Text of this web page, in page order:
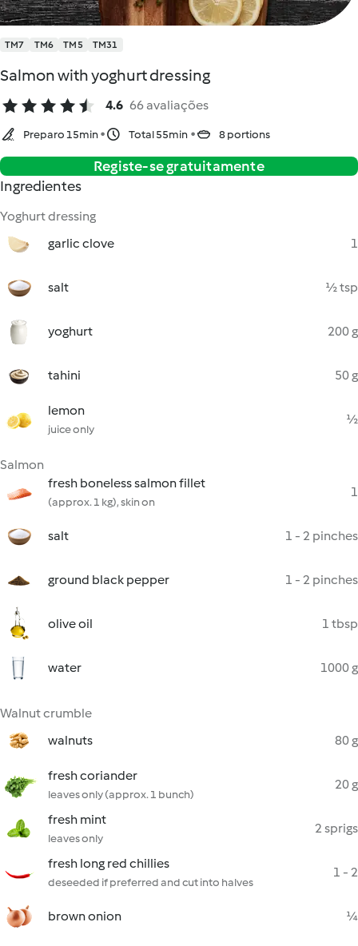
TM7 TM6 TM5 TM31
Salmon with yoghurt dressing
4.6 66 avaliações
Preparo 15min Total 55min 8 portions
Registe-se gratuitamente
Ingredientes
Yoghurt dressing
garlic clove
1
salt ½ tsp
yoghurt 200 g
tahini 50 g
lemon
juice only
½
Salmon
fresh boneless salmon fillet
(approx. 1 kg), skin on
1
salt 1 - 2 pinches
ground black pepper 1 - 2 pinches
olive oil 1 tbsp
water 1000 g
Walnut crumble
walnuts
80 g
fresh coriander
leaves only (approx. 1 bunch)
20 g
fresh mint
leaves only
2 sprigs
fresh long red chillies
deseeded if preferred and cut into halves
1 - 2
brown onion ¼